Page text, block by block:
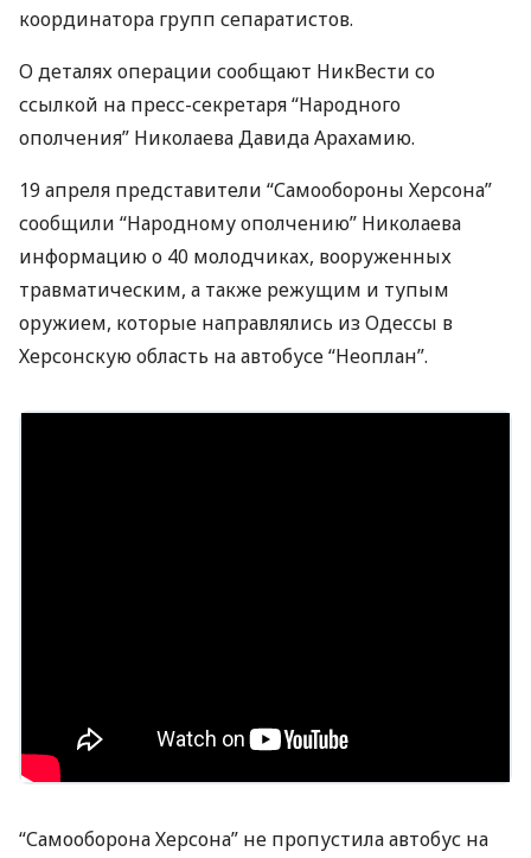
координатора групп сепаратистов.
О деталях операции сообщают НикВести со
ссылкой на пресс-секретаря “Народного
ополчения” Николаева Давида Арахамию.
19 апреля представители “Самообороны Херсона”
сообщили “Народному ополчению” Николаева
информацию о 40 молодчиках, вооруженных
травматическим, а также режущим и тупым
оружием, которые направлялись из Одессы в
Херсонскую область на автобусе “Неоплан”.
“Самооборона Херсона” не пропустила автобус на